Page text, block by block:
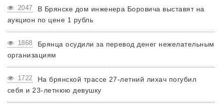
2047
В Брянске дом инженера Боровича выставят на
аукцион по цене 1 рубль
1868
Брянца осудили за перевод денег нежелательным
организациям
1722
На брянской трассе 27-летний лихач погубил
себя и 23-летнюю девушку